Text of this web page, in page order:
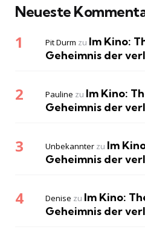
Neueste
Pit Durm zu Im Kino:
Geheimnis der
Pauline zu Im Kino:
Geheimnis der
Unbekannter zu Im
Geheimnis der
Denise zu Im Kino:
Geheimnis der